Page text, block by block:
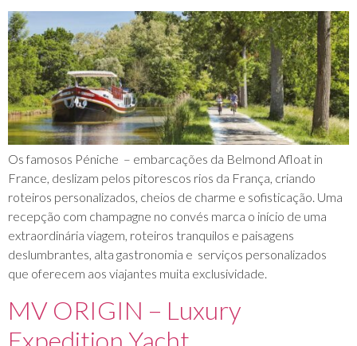
Os famosos Péniche – embarcações da Belmond Afloat in
France, deslizam pelos pitorescos rios da França, criando
roteiros personalizados, cheios de charme e sofisticação. Uma
recepção com champagne no convés marca o início de uma
extraordinária viagem, roteiros tranquilos e paisagens
deslumbrantes, alta gastronomia e serviços personalizados
que oferecem aos viajantes muita exclusividade.
MV ORIGIN – Luxury
Expedition Yacht